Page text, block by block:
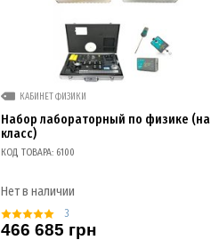
КАБИНЕТ ФИЗИКИ
Набор лабораторный по физике (на
класс)
КОД ТОВАРА: 6100
Нет в наличии
3
466 685 грн